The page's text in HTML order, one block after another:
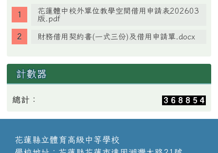
花蓮體中校外單位教學空間借用申請表202603
版.pdf
財務借用契約書(一式三份)及借用申請單.docx
計數器
總計：
花蓮縣立體育高級中等學校